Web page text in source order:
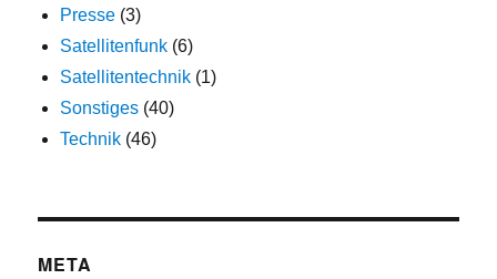
Presse (3)
Satellitenfunk (6)
Satellitentechnik (1)
Sonstiges (40)
Technik (46)
META